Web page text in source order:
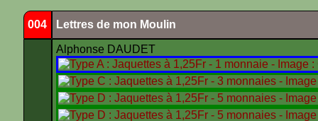
004 Lettres de mon Moulin
Alphonse DAUDET